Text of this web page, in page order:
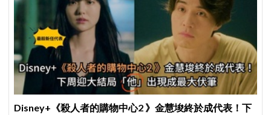
Disney+《殺人者的購物中心2 》金慧埈終於成代表！下